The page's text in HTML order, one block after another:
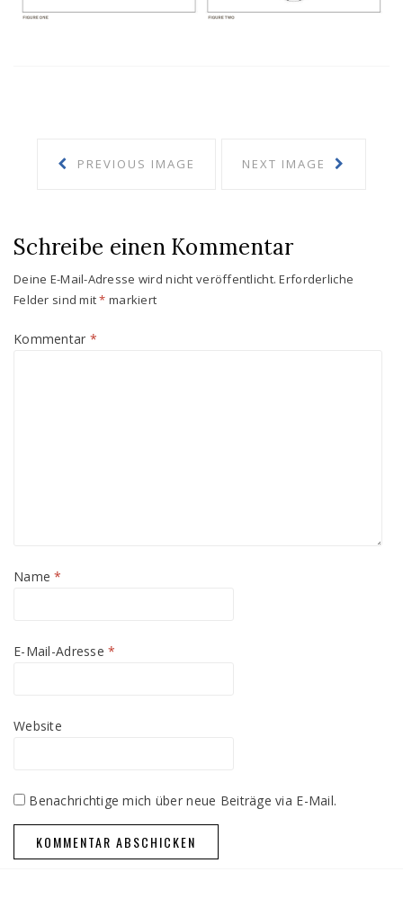
PREVIOUS IMAGE NEXT IMAGE
Schreibe einen Kommentar
Deine E-Mail-Adresse wird nicht veröffentlicht. Erforderliche
Felder sind mit* markiert
Kommentar *
Name*
E-Mail-Adresse*
Website
Benachrichtige mich über neue Beiträge via E-Mail.